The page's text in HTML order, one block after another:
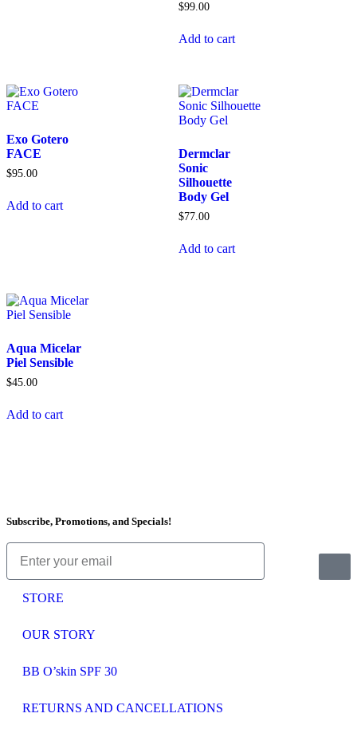
$99.00
Add to cart
Exo Gotero
FACE
$95.00
Add to cart
Dermclar
Sonic
Silhouette
Body Gel
$77.00
Add to cart
Aqua Micelar
Piel Sensible
$45.00
Add to cart
Subscribe, Promotions, and Specials!
STORE
OUR STORY
BB O’skin SPF 30
RETURNS AND CANCELLATIONS